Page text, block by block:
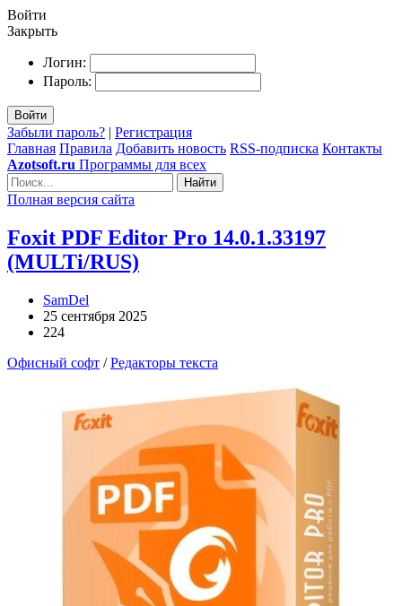
Войти
Закрыть
Логин:
Пароль:
Войти
Забыли пароль? | Регистрация
Главная Правила Добавить новость RSS-подписка Контакты
Azotsoft.ru Программы для всех
Найти
Полная версия сайта
Foxit PDF Editor Pro 14.0.1.33197
(MULTi/RUS)
SamDel
25 сентября 2025
224
Офисный софт /Редакторы текста